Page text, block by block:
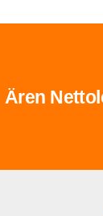
Ären